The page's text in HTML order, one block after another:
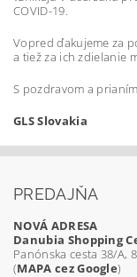
COVID-19.
Vopred ďakujeme za
a tiež za ich zdielanie
S pozdravom a
GLS Slovakia
PREDAJŇA
NOVÁ ADRESA
Danubia Shopping
Panónska cesta 38/A,
(MAPA cez Google)